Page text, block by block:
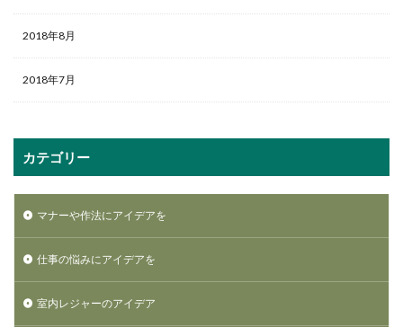
2018年8月
2018年7月
カテゴリー
マナーや作法にアイデアを
仕事の悩みにアイデアを
室内レジャーのアイデア